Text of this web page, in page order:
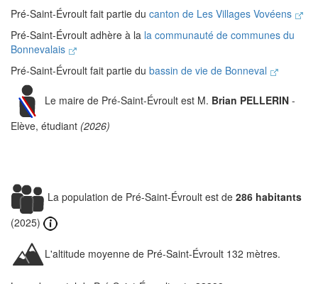
Pré-Saint-Évroult fait partie du canton de Les Villages Vovéens
Pré-Saint-Évroult adhère à la la communauté de communes du
Bonnevalais
Pré-Saint-Évroult fait partie du bassin de vie de Bonneval
Le maire de Pré-Saint-Évroult est M. Brian PELLERIN -
Elève, étudiant (2026)
La population de Pré-Saint-Évroult est de 286 habitants
(2025)
L'altitude moyenne de Pré-Saint-Évroult 132 mètres.